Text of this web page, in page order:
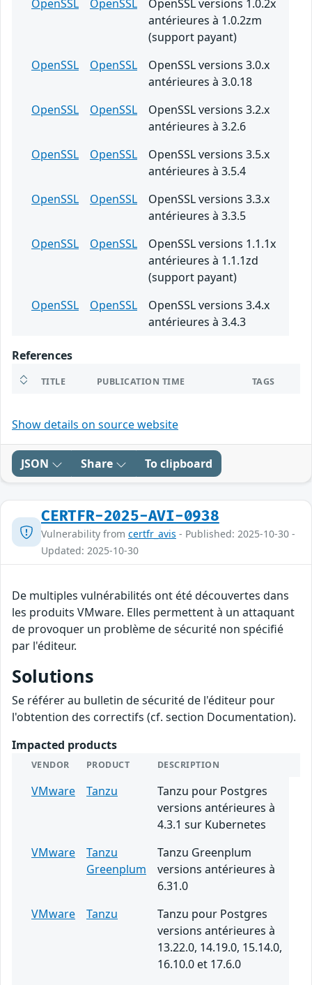
OpenSSL OpenSSL
OpenSSL versions 1.0.2x
antérieures à 1.0.2zm
(support payant)
OpenSSL
OpenSSL
OpenSSL versions 3.0.x
antérieures à 3.0.18
OpenSSL
OpenSSL
OpenSSL versions 3.2.x
antérieures à 3.2.6
OpenSSL
OpenSSL
OpenSSL versions 3.5.x
antérieures à 3.5.4
OpenSSL
OpenSSL
OpenSSL versions 3.3.x
antérieures à 3.3.5
OpenSSL
OpenSSL
OpenSSL versions 1.1.1x
antérieures à 1.1.1zd
(support payant)
OpenSSL
OpenSSL
OpenSSL versions 3.4.x
antérieures à 3.4.3
References
TITLE PUBLICATION TIME TAGS
Show details on source website
JSON Share To clipboard
CERTFR-2025-AVI-0938
Vulnerability from certfr_avis - Published: 2025-10-30 -
Updated: 2025-10-30
De multiples vulnérabilités ont été découvertes dans
les produits VMware. Elles permettent à un attaquant
de provoquer un problème de sécurité non spécifié
par l'éditeur.
Solutions
Se référer au bulletin de sécurité de l'éditeur pour
l'obtention des correctifs (cf. section Documentation).
Impacted products
VENDOR PRODUCT DESCRIPTION
VMware Tanzu
Tanzu pour Postgres
versions antérieures à
4.3.1 sur Kubernetes
VMware
Tanzu
Greenplum
Tanzu Greenplum
versions antérieures à
6.31.0
VMware
Tanzu
Tanzu pour Postgres
versions antérieures à
13.22.0, 14.19.0, 15.14.0,
16.10.0 et 17.6.0